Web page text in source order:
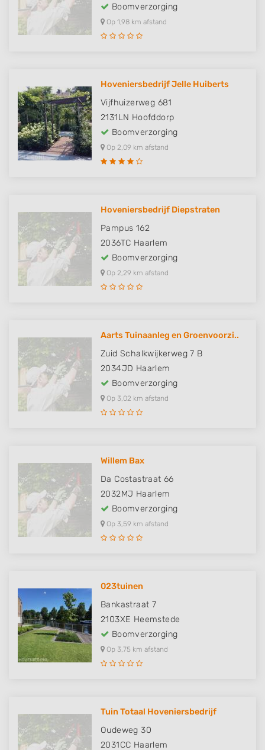
Boomverzorging
Op 1,98 km afstand
Hoveniersbedrijf Jelle Huiberts
Vijfhuizerweg 681
2131LN Hoofddorp
Boomverzorging
Op 2,09 km afstand
Hoveniersbedrijf Diepstraten
Pampus 162
2036TC Haarlem
Boomverzorging
Op 2,29 km afstand
Aarts Tuinaanleg en Groenvoorzi..
Zuid Schalkwijkerweg 7 B
2034JD Haarlem
Boomverzorging
Op 3,02 km afstand
Willem Bax
Da Costastraat 66
2032MJ Haarlem
Boomverzorging
Op 3,59 km afstand
023tuinen
Bankastraat 7
2103XE Heemstede
Boomverzorging
Op 3,75 km afstand
Tuin Totaal Hoveniersbedrijf
Oudeweg 30
2031CC Haarlem